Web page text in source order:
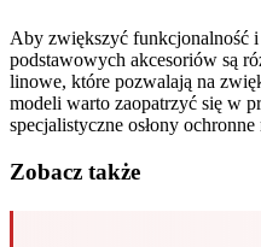
Aby zwiększyć funkcjonalność
podstawowych akcesoriów są
linowe, które pozwalają na
modeli warto zaopatrzyć się w
specjalistyczne osłony
Zobacz także